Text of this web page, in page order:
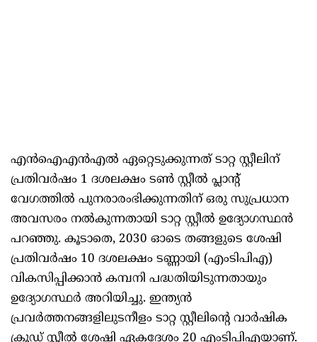
എൻഐഎൻഎൽ ഏറ്റെടുക്കുന്നത് ടാറ്റ സ്റ്റീലിന്
പ്രതിവർഷം 1 ദശലക്ഷം ടൺ സ്റ്റീൽ പ്ലാന്റ്
വേഗത്തിൽ പുനരാരംഭിക്കുന്നതിന് ഒരു സുപ്രധാന
അവസരം നൽകുന്നതായി ടാറ്റ സ്റ്റീൽ ഉദ്യോഗസ്ഥൻ
പറഞ്ഞു. കൂടാതെ, 2030 ഓടെ തങ്ങളുടെ ശേഷി
പ്രതിവർഷം 10 ദശലക്ഷം ടണ്ണായി (എംടിപിഎ)
വികസിപ്പിക്കാൻ കമ്പനി പദ്ധതിയിടുന്നതായും
ഉദ്യോഗസ്ഥർ അറിയിച്ചു. ഇന്ത്യൻ
പ്രവർത്തനങ്ങളിലുടനീളം ടാറ്റ സ്റ്റീലിന്റെ വാർഷിക
ക്രൂഡ് സ്റ്റീൽ ശേഷി ഏകദേശം 20 എംടിപിഎയാണ്.